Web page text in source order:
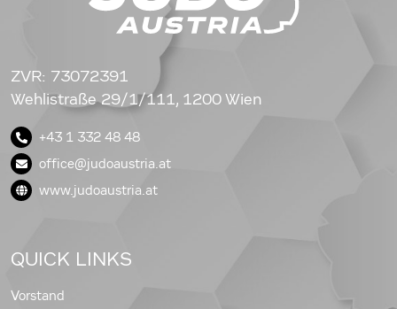
ZVR: 73072391
Wehlistraße 29/1/111, 1200 Wien
+43 1 332 48 48
office@judoaustria.at
www.judoaustria.at
QUICK LINKS
Vorstand